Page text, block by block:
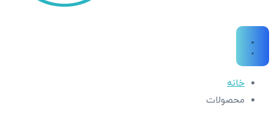
خانه
محصولات